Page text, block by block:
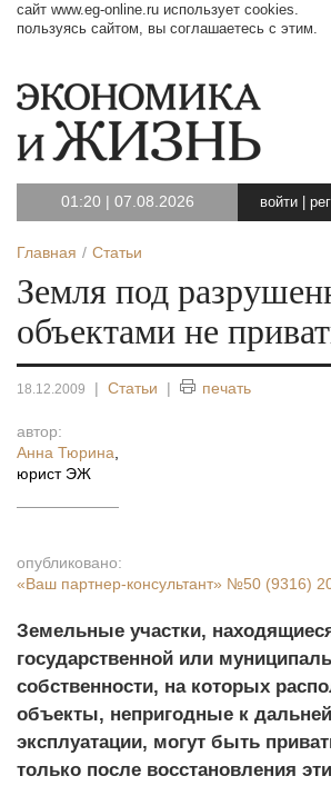
сайт www.eg-online.ru использует cookies.
пользуясь сайтом, вы соглашаетесь с этим.
01:20 | 07.08.2026 войти
Главная Статьи
Земля под
объектами не
18.12.2009 | Статьи | печать
автор:
Анна Тюрина
юрист ЭЖ
опубликовано:
«Ваш партнер-консультант» №50 (9316)
Земельные участки,
государственной или
собственности, на которых
объекты, непригодные к
эксплуатации, могут быть
только после восстановления